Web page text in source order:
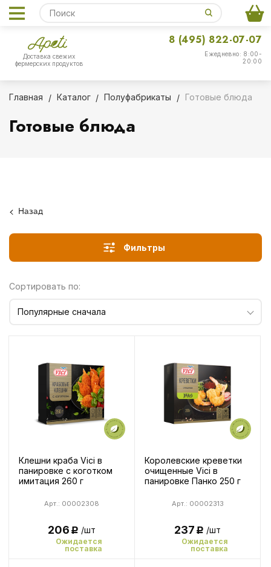
Доставка свежих
фермерских продуктов
Ежедневно: 8:00-
20:00
8 (495) 822-07-07
Главная Каталог Полуфабрикаты Готовые блюда
Готовые блюда
Назад
Фильтры
Сортировать по:
Популярные сначала
Клешни краба Vici в
панировке с коготком
имитация 260 г
Арт.: 00002308
206Р /шт
Ожидается
поставка
Королевские креветки
очищенные Vici в
панировке Панко 250 г
Арт.: 00002313
237Р /шт
Ожидается
поставка